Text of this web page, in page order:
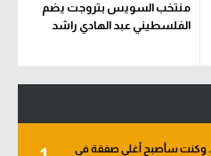
منتخب السويس بتروجت يضم
الفلسطيني عبد الهادي راشد
وكنت سأصبح أغلى صفقة في